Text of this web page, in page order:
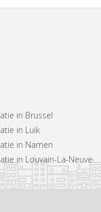
in Brussel
in Luik
in Namen
in Louvain-La-Neuve